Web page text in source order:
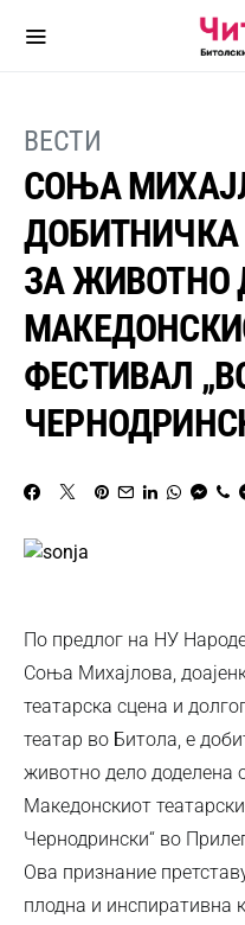
ВЕСТИ
СОЊА
ДОБИТНИЧКА
ЗА ЖИВОТНО
ФЕСТИВАЛ
По предлог на НУ
Соња Михајлова,
театарска сцена и
театар во Битола, е
животно дело доделена
Македонскиот
Чернодрински“ во
Ова признание
плодна и инспиративна